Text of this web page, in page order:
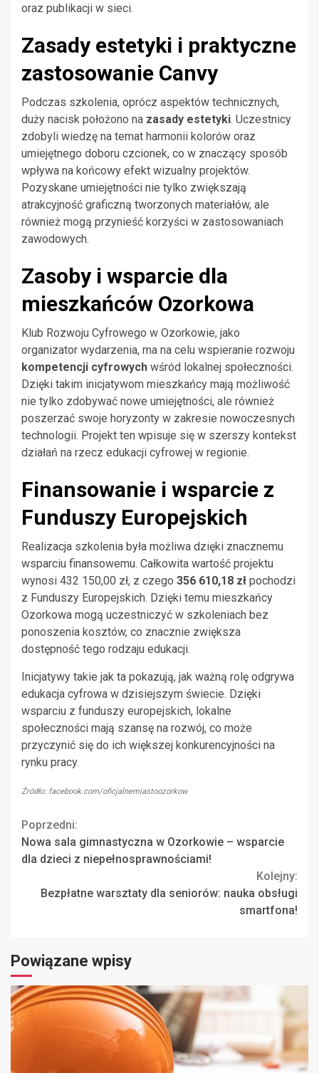
oraz publikacji w sieci.
Zasady estetyki i praktyczne
zastosowanie Canvy
Podczas szkolenia, oprócz aspektów technicznych,
duży nacisk położono na zasady estetyki. Uczestnicy
zdobyli wiedzę na temat harmonii kolorów oraz
umiejętnego doboru czcionek, co w znaczący sposób
wpływa na końcowy efekt wizualny projektów.
Pozyskane umiejętności nie tylko zwiększają
atrakcyjność graficzną tworzonych materiałów, ale
również mogą przynieść korzyści w zastosowaniach
zawodowych.
Zasoby i wsparcie dla
mieszkańców Ozorkowa
Klub Rozwoju Cyfrowego w Ozorkowie, jako
organizator wydarzenia, ma na celu wspieranie rozwoju
kompetencji cyfrowych wśród lokalnej społeczności.
Dzięki takim inicjatywom mieszkańcy mają możliwość
nie tylko zdobywać nowe umiejętności, ale również
poszerzać swoje horyzonty w zakresie nowoczesnych
technologii. Projekt ten wpisuje się w szerszy kontekst
działań na rzecz edukacji cyfrowej w regionie.
Finansowanie i wsparcie z
Funduszy Europejskich
Realizacja szkolenia była możliwa dzięki znacznemu
wsparciu finansowemu. Całkowita wartość projektu
wynosi 432 150,00 zł, z czego 356 610,18 zł pochodzi
z Funduszy Europejskich. Dzięki temu mieszkańcy
Ozorkowa mogą uczestniczyć w szkoleniach bez
ponoszenia kosztów, co znacznie zwiększa
dostępność tego rodzaju edukacji.
Inicjatywy takie jak ta pokazują, jak ważną rolę odgrywa
edukacja cyfrowa w dzisiejszym świecie. Dzięki
wsparciu z funduszy europejskich, lokalne
społeczności mają szansę na rozwój, co może
przyczynić się do ich większej konkurencyjności na
rynku pracy.
Źródło: facebook.com/oficjalnemiastoozorkow
Continue
Reading
Poprzedni:
Nowa sala gimnastyczna w Ozorkowie – wsparcie
dla dzieci z niepełnosprawnościami!
Kolejny:
Bezpłatne warsztaty dla seniorów: nauka obsługi
smartfona!
Powiązane wpisy